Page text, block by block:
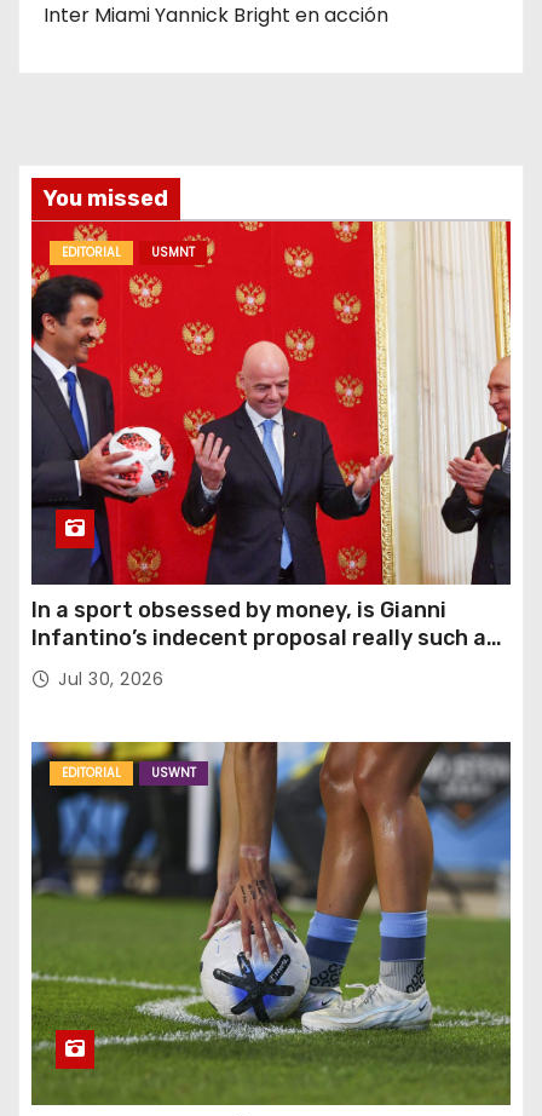
Inter Miami Yannick Bright en acción
You missed
EDITORIAL USMNT
In a sport obsessed by money, is Gianni
Infantino’s indecent proposal really such a
surprise?
Jul 30, 2026
EDITORIAL USWNT